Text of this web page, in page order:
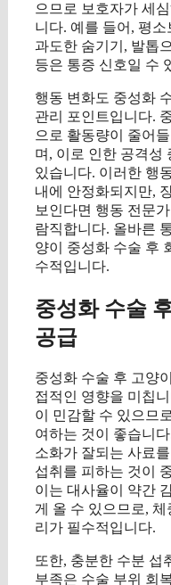
으므로 보호자가 세
니다. 예를 들어, 평
과도한 숨기기, 발톱
등은 통증 신호일 수
행동 변화도 중성화
관리 포인트입니다.
으로 활동량이 줄어
며, 이로 인한 공격성
있습니다. 이러한 행
내에 안정화되지만,
보인다면 행동 전문
람직합니다. 올바른
양이 중성화 수술 후
수적입니다.
중성화 수술
공급
중성화 수술 후 고양
접적인 영향을 미칩
이 민감할 수 있으므
여하는 것이 좋습니
소화가 잘되는 사료
섭취를 피하는 것이
이는 대사율이 약간
게 올 수 있으므로,
리가 필수적입니다.
또한, 충분한 수분 섭
부족은 수술 부위 회